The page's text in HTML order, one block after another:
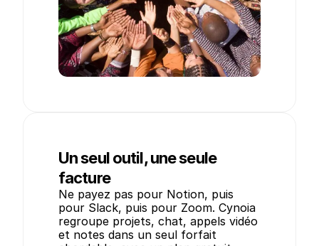
Un seul outil, une seule
facture
Ne payez pas pour Notion, puis
pour Slack, puis pour Zoom. Cynoia
regroupe projets, chat, appels vidéo
et notes dans un seul forfait